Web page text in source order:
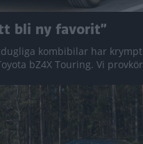
bli ny favorit”
kombibilar har
bZ4X Touring. Vi